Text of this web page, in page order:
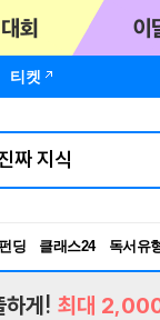
티켓
딩 클래스24
독서유
RBTI
하게! 최대